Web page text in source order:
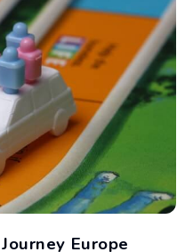
Europe